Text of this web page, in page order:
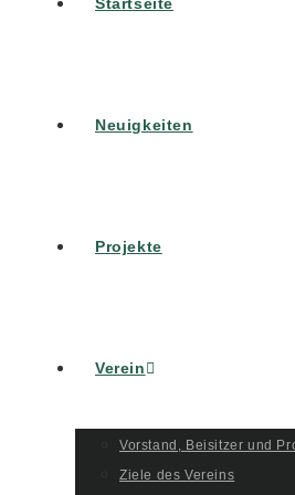
Neuigkeiten
Projekte
Verein
Vorstand, Beisitzer und
Ziele des Vereins